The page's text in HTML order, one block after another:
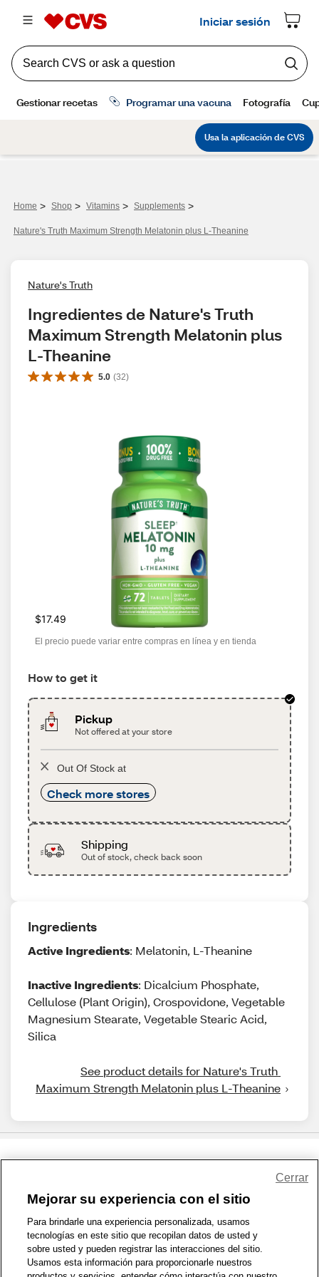
Home > Shop > Vitamins > Supplements >
Nature's Truth Maximum Strength Melatonin plus L-Theanine
Nature's Truth
Ingredientes de Nature's Truth
Maximum Strength Melatonin plus
L-Theanine
5.0 (32)
$17.49
El precio puede variar entre compras en línea y en tienda
How to get it
Pickup
Not offered at your store
Out Of Stock at
Check more stores
Shipping
Out of stock, check back soon
Ingredients
Active Ingredients: Melatonin, L-Theanine
Inactive Ingredients: Dicalcium Phosphate,
Cellulose (Plant Origin), Crospovidone, Vegetable
Magnesium Stearate, Vegetable Stearic Acid,
Silica
See product details for Nature's Truth
Maximum Strength Melatonin plus L-Theanine
1-800-679-9691 | Contáctenos | Términos de Uso | Accesibilidad
Política de Privacidad | WA Privacy Policy | Mapa del sitio
Zona de Bienestar | © 1999 - 2026 CVS.com
Mejorar su experiencia con el sitio
Para brindarle una experiencia personalizada, usamos
tecnologías en este sitio que recopilan datos de usted y
sobre usted y pueden registrar las interacciones del sitio.
Usamos esta información para proporcionarle nuestros
Cerrar